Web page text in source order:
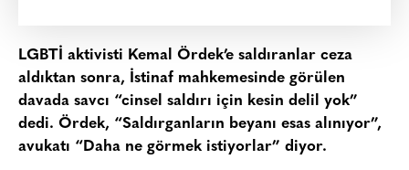
LGBTİ aktivisti Kemal Ördek’e saldıranlar ceza
aldıktan sonra, İstinaf mahkemesinde görülen
davada savcı “cinsel saldırı için kesin delil yok”
dedi. Ördek, “Saldırganların beyanı esas alınıyor”,
avukatı “Daha ne görmek istiyorlar” diyor.